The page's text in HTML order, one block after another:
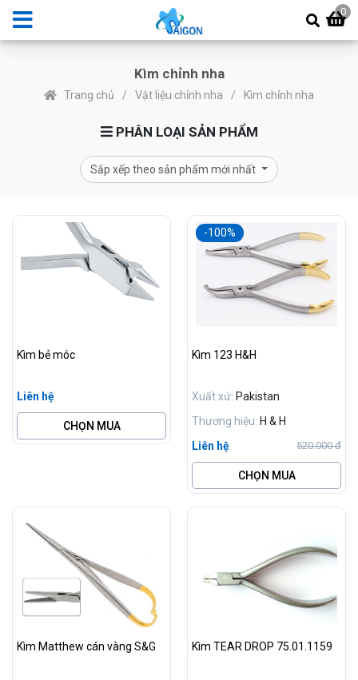
0
Kìm chỉnh nha
Trang chủ Vật liệu chỉnh nha Kìm chỉnh nha
PHÂN LOẠI SẢN PHẨM
Sắp xếp theo sản phẩm mới nhất
Kìm bẻ móc
Liên hệ
CHỌN MUA
Kìm 123 H&H
Xuất xứ: Pakistan
Thương hiệu: H & H
Liên hệ
520.000 đ
CHỌN MUA
-100%
Kìm Matthew cán vàng S&G Kìm TEAR DROP 75.01.1159